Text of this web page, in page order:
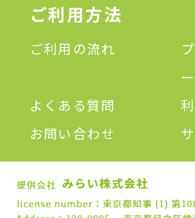
ご利用方法
ご利用の流れ
ー
よくある質問
お問い合わせ